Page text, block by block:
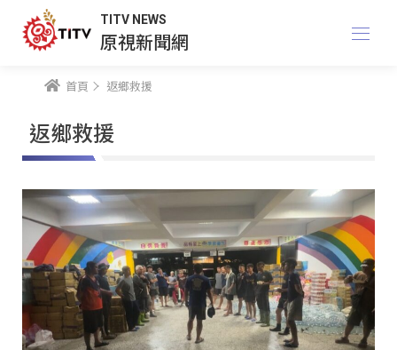
TITV NEWS
原視新聞網
首頁 返鄉救援
返鄉救援